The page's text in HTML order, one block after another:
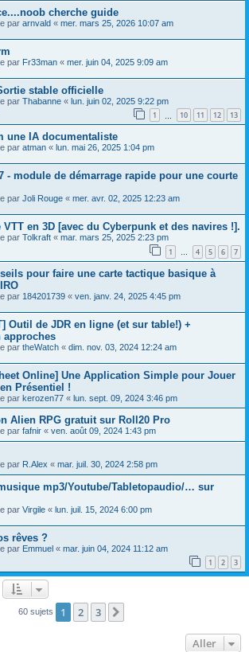
cherche guide
par arnvald « mer. mars 25, 2026 10:07 am
par Fr33man « mer. juin 04, 2025 9:09 am
stable officielle
par Thabanne « lun. juin 02, 2025 9:22 pm
1 10 11 12 13
une IA documentaliste
par atman « lun. mai 26, 2025 1:04 pm
- module de démarrage rapide pour une courte
par Joli Rouge « mer. avr. 02, 2025 12:23 am
VTT en 3D [avec du Cyberpunk et des navires !].
par Tolkraft « mar. mars 25, 2025 2:23 pm
1 … 4 5 6 7
pour faire une carte tactique basique à
par 184201739 « ven. janv. 24, 2025 4:45 pm
Outil de JDR en ligne (et sur table!) +
approches
par theWatch « dim. nov. 03, 2024 12:24 am
Online] Une Application Simple pour Jouer
Présentiel !
par kerozen77 « lun. sept. 09, 2024 3:46 pm
Alien RPG gratuit sur Roll20 Pro
par fafnir « ven. août 09, 2024 1:43 pm
par R.Alex « mar. juil. 30, 2024 2:58 pm
mp3/Youtube/Tabletopaudio/… sur
par Virgile « lun. juil. 15, 2024 6:00 pm
rêves ?
par Emmuel « mar. juin 04, 2024 11:12 am
1 2 3
60 sujets 1 2 3
Aller